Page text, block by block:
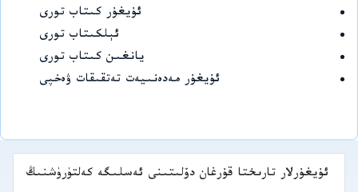
ئۇيغۇر كىتاب تورى
ئېلكىتاب تورى
يانغىن كىتاب تورى
ئۇيغۇر مەدەنىيەت تەتقىقات ۋەخپى
ئۇيغۇرلار تارىختا قۇرغان دۆلىتىنى ئەسلىگە كەلتۈرۈشنىڭ